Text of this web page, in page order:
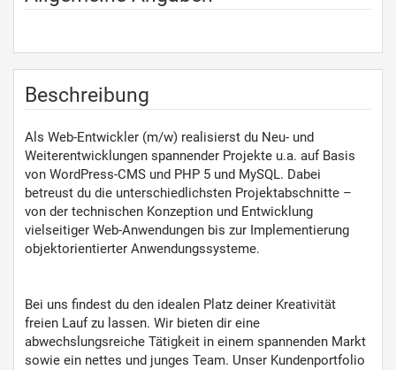
Beschreibung
Als Web-Entwickler (m/w) realisierst du Neu- und
Weiterentwicklungen spannender Projekte u.a. auf Basis
von WordPress-CMS und PHP 5 und MySQL. Dabei
betreust du die unterschiedlichsten Projektabschnitte –
von der technischen Konzeption und Entwicklung
vielseitiger Web-Anwendungen bis zur Implementierung
objektorientierter Anwendungssysteme.
Bei uns findest du den idealen Platz deiner Kreativität
freien Lauf zu lassen. Wir bieten dir eine
abwechslungsreiche Tätigkeit in einem spannenden Markt
sowie ein nettes und junges Team. Unser Kundenportfolio